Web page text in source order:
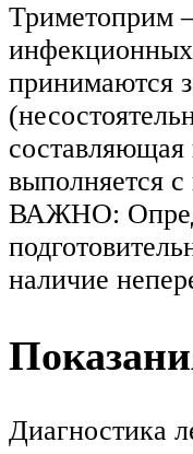
Триметоприм
инфекционных
принимаются
составляющая
выполняется
ВАЖНО:
наличие
Диагностика